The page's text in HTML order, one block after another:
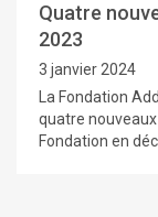
Quatre
2023
3 janvier 2024
La Fondation
quatre
Fondation en